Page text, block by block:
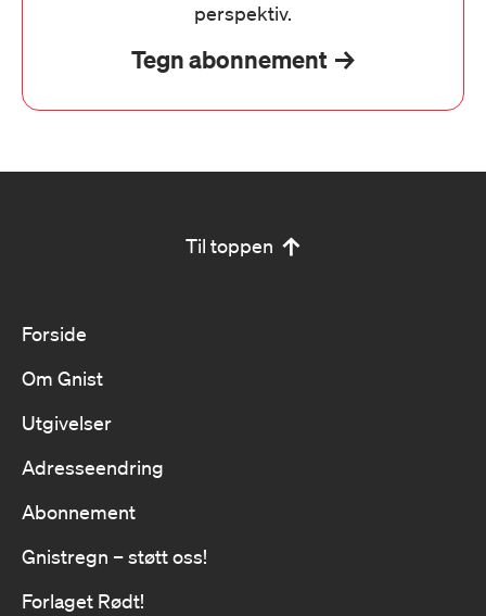
perspektiv.
Tegn abonnement
Til toppen
Forside
Om Gnist
Utgivelser
Adresseendring
Abonnement
Gnistregn – støtt oss!
Forlaget Rødt!